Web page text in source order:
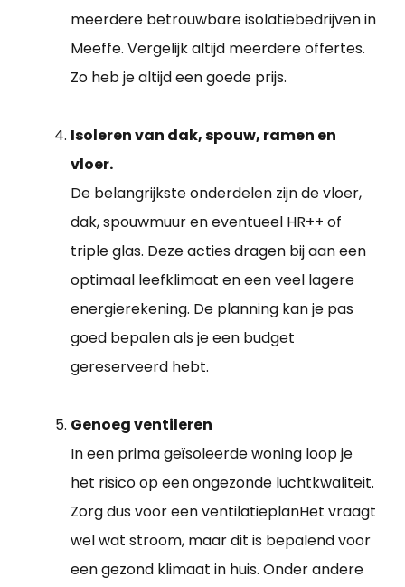
meerdere betrouwbare isolatiebedrijven in
Meeffe. Vergelijk altijd meerdere offertes.
Zo heb je altijd een goede prijs.
Isoleren van dak, spouw, ramen en
vloer.
De belangrijkste onderdelen zijn de vloer,
dak, spouwmuur en eventueel HR++ of
triple glas. Deze acties dragen bij aan een
optimaal leefklimaat en een veel lagere
energierekening. De planning kan je pas
goed bepalen als je een budget
gereserveerd hebt.
Genoeg ventileren
In een prima geïsoleerde woning loop je
het risico op een ongezonde luchtkwaliteit.
Zorg dus voor een ventilatieplanHet vraagt
wel wat stroom, maar dit is bepalend voor
een gezond klimaat in huis. Onder andere